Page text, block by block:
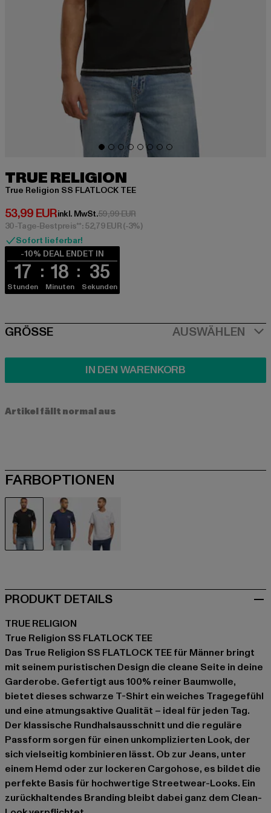
TRUE RELIGION
True Religion SS FLATLOCK TEE
53,99 EUR
Derzeitiger Preis: 53,99 EUR
inkl. MwSt.59,99 EURAktionspreis: 59,99 EUR
30-Tage-Bestpreis**: 52,79 EUR(-3%)
Sofort lieferbar!
-10% DEAL ENDET IN
17
Stunden
18
Minuten
35
Sekunden
SIZE
GRÖSSE AUSWÄHLEN
IN DEN WARENKORB
Artikel fällt normal aus
FARBOPTIONEN
PRODUKT DETAILS
TRUE RELIGION
True Religion SS FLATLOCK TEE
Das True Religion SS FLATLOCK TEE für Männer bringt
mit seinem puristischen Design die cleane Seite in deine
Garderobe. Gefertigt aus 100% reiner Baumwolle,
bietet dieses schwarze T-Shirt ein weiches Tragegefühl
und eine atmungsaktive Qualität – ideal für jeden Tag.
Der klassische Rundhalsausschnitt und die reguläre
Passform sorgen für einen unkomplizierten Look, der
sich vielseitig kombinieren lässt. Ob zur Jeans, unter
einem Hemd oder zur lockeren Cargohose, es bildet die
perfekte Basis für hochwertige Streetwear-Looks. Ein
zurückhaltendes Branding bleibt dabei ganz dem Clean-